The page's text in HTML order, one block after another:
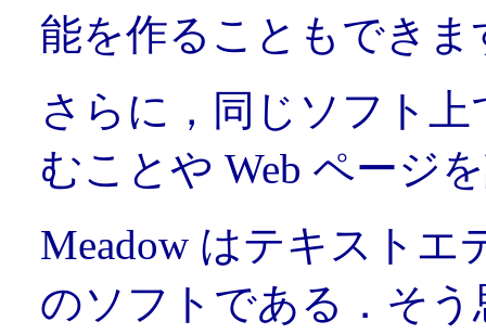
能を作ることもできま
さらに，同じソフト
むことや Web ページ
Meadow はテキスト
のソフトである．そ